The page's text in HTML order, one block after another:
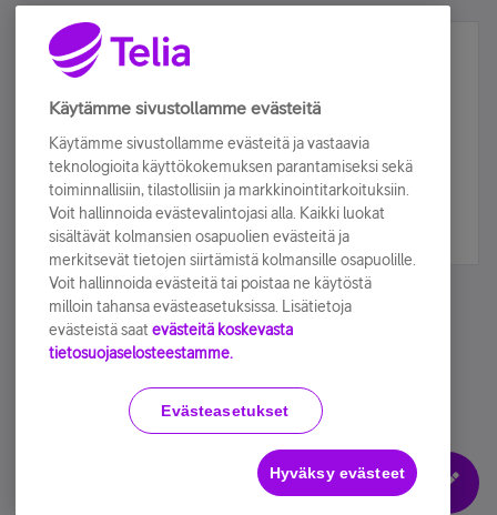
Älä jää paitsi – osallistu ja voita!
Tilaa Telian uutiskirje ja olet mukana arvonnassa.
sähköpostiisi.
Tilaa nyt
Käyttöehdot Accessibility statement
Evästeasetukset
Käytämme sivustollamme evästeitä
Käytämme sivustollamme evästeitä ja vastaavia
teknologioita käyttökokemuksen parantamiseksi sekä
toiminnallisiin, tilastollisiin ja markkinointitarkoituksiin.
Voit hallinnoida evästevalintojasi alla. Kaikki luokat
sisältävät kolmansien osapuolien evästeitä ja
merkitsevät tietojen siirtämistä kolmansille osapuolille.
Voit hallinnoida evästeitä tai poistaa ne käytöstä
milloin tahansa evästeasetuksissa. Lisätietoja
evästeistä saat evästeitä koskevasta
tietosuojaselosteestamme.
Evästeasetukset
Hyväksy evästeet